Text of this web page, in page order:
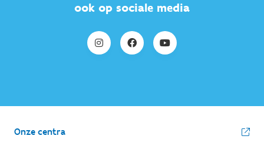
ook op sociale media
Onze centra